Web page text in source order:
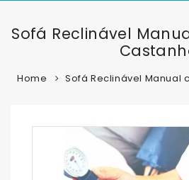
Sofá Reclinável
Home Sofá Reclinável Manual